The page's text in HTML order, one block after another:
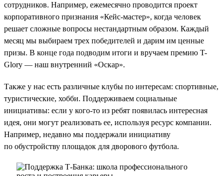
сотрудников. Например, ежемесячно проводится проект
корпоративного признания «Кейс-мастер», когда человек
решает сложные вопросы нестандартным образом. Каждый
месяц мы выбираем трех победителей и дарим им ценные
призы. В конце года подводим итоги и вручаем премию T-
Glory — наш внутренний «Оскар».
Также у нас есть различные клубы по интересам: спортивные,
туристические, хобби. Поддерживаем социальные
инициативы: если у кого-то из ребят появилась интересная
идея, они могут реализовать ее, используя ресурс компании.
Например, недавно мы поддержали инициативу
по обустройству площадок для дворового футбола.